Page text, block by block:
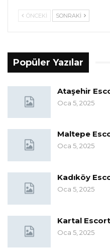
ÖNCEKI SONRAKI
Popüler Yazılar
Ataşehir
Oca 5, 2025
Maltepe
Oca 5, 2025
Kadıköy
Oca 5, 2025
Kartal
Oca 5, 2025